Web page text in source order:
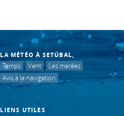
LA MÉTÉO À SETÚBAL,
Temps Vent
Les marées
Avis à la navigation
LIENS UTILES